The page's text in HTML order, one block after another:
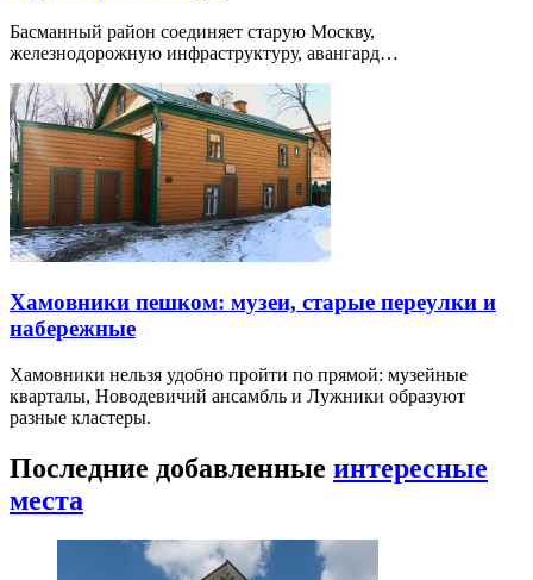
Басманный район соединяет старую Москву,
железнодорожную инфраструктуру, авангард…
Хамовники пешком: музеи, старые переулки и
набережные
Хамовники нельзя удобно пройти по прямой: музейные
кварталы, Новодевичий ансамбль и Лужники образуют
разные кластеры.
Последние добавленные интересные
места